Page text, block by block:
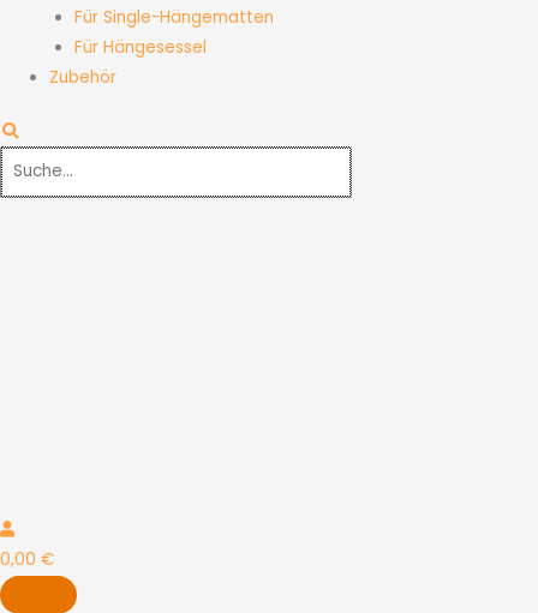
Für Single-Hängematten
Für Hängesessel
Zubehör
0,00 €